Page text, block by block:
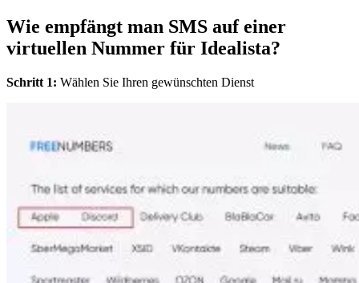
Wie empfängt man SMS auf einer
virtuellen Nummer für Idealista?
Schritt 1: Wählen Sie Ihren gewünschten Dienst